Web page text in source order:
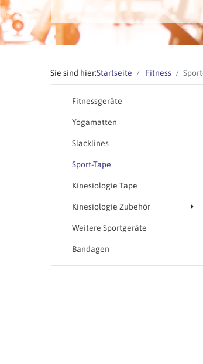
Sie sind hier:Startseite Fitness
Fitnessgeräte
Yogamatten
Slacklines
Sport-Tape
Kinesiologie Tape
Kinesiologie Zubehör
Weitere Sportgeräte
Bandagen